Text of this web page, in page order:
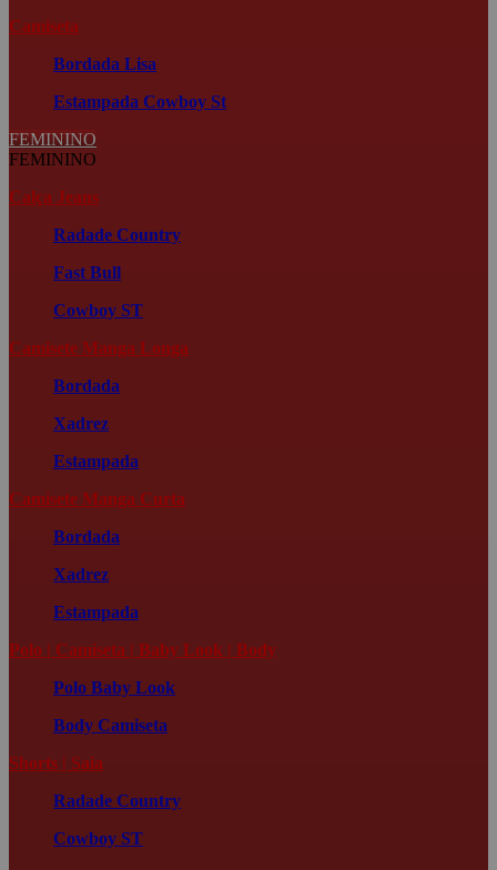
Camiseta
Bordada Lisa
Estampada Cowboy St
FEMININO
FEMININO
Calça Jeans
Radade Country
Fast Bull
Cowboy ST
Camisete Manga Longa
Bordada
Xadrez
Estampada
Camisete Manga Curta
Bordada
Xadrez
Estampada
Polo | Camiseta | Baby Look | Body
Polo Baby Look
Body Camiseta
Shorts | Saia
Radade Country
Cowboy ST